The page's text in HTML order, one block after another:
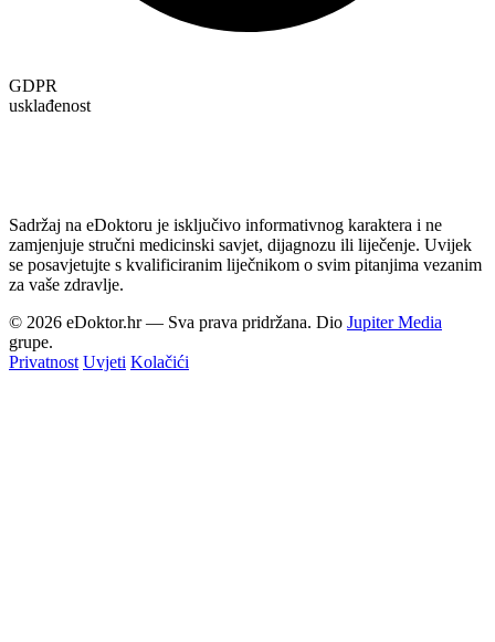
GDPR
usklađenost
Sadržaj na eDoktoru je isključivo informativnog karaktera i ne
zamjenjuje stručni medicinski savjet, dijagnozu ili liječenje. Uvijek
se posavjetujte s kvalificiranim liječnikom o svim pitanjima vezanim
za vaše zdravlje.
© 2026 eDoktor.hr — Sva prava pridržana. Dio Jupiter Media
grupe.
Privatnost Uvjeti Kolačići